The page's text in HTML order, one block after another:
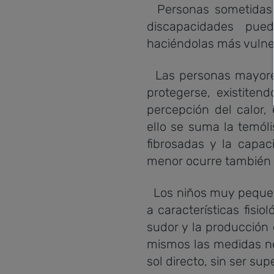
Personas
discapacidades
haciéndolas más
Las personas
protegerse,
percepción del calor,
ello se suma la
fibrosadas y la
menor ocurre
Los niños muy
a características
sudor y la
mismos las medidas
sol directo, sin ser